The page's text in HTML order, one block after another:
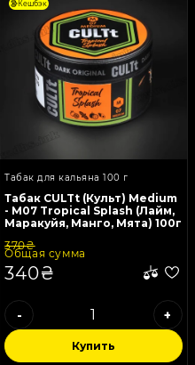
Кешбэк
Табак для кальяна 100 г
Табак CULTt (Культ) Medium
- M07 Tropical Splash (Лайм,
Маракуйя, Манго, Мята) 100г
370₴
Общая сумма
340₴
- +
Купить